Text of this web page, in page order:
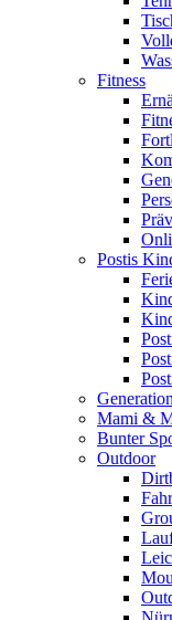
Fitness
Postis
Mami &
Bunter
Outdoor